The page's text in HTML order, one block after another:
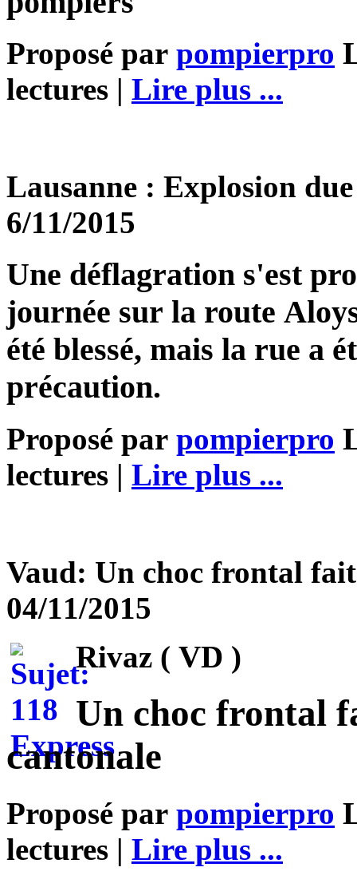
Proposé par pompierpro
lectures | Lire plus ...
Lausanne : Explosion
6/11/2015
Une déflagration s'est
journée sur la route
été blessé, mais la rue a
précaution.
Proposé par pompierpro
lectures | Lire plus ...
Vaud: Un choc frontal fait
04/11/2015
Rivaz ( VD )
Un choc frontal
cantonale
Proposé par pompierpro
lectures | Lire plus ...